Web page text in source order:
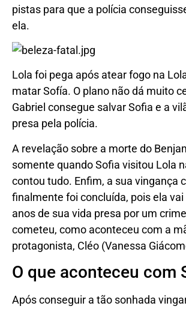
pistas para que a polícia
ela.
Lola foi pega após atear fogo na
matar Sofía. O plano não dá muito
Gabriel consegue salvar Sofia e a
presa pela polícia.
A revelação sobre a morte do
somente quando Sofia visitou Lola
contou tudo. Enfim, a sua vingança
finalmente foi concluída, pois ela
anos de sua vida presa por um
cometeu, como aconteceu com a
protagonista, Cléo (Vanessa
O que aconteceu com
Após conseguir a tão sonhada